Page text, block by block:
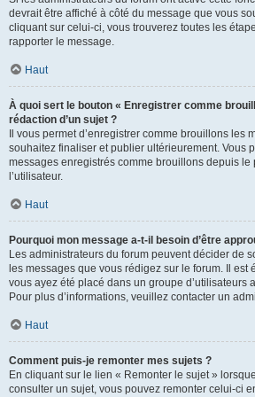
devrait être affiché à côté du message que vous
cliquant sur celui-ci, vous trouverez toutes les
rapporter le message.
Haut
À quoi sert le bouton « Enregistrer comme
rédaction d’un sujet ?
Il vous permet d’enregistrer comme brouillons les
souhaitez finaliser et publier ultérieurement. Vous
messages enregistrés comme brouillons depuis le
l’utilisateur.
Haut
Pourquoi mon message a-t-il besoin d’être
Les administrateurs du forum peuvent décider de
les messages que vous rédigez sur le forum. Il est
vous ayez été placé dans un groupe d’utilisateurs
Pour plus d’informations, veuillez contacter un
Haut
Comment puis-je remonter mes sujets ?
En cliquant sur le lien « Remonter le sujet »
consulter un sujet, vous pouvez remonter celui-ci